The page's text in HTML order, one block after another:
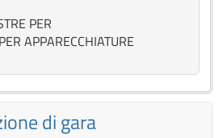
PER
APPARECCHIATURE
di gara